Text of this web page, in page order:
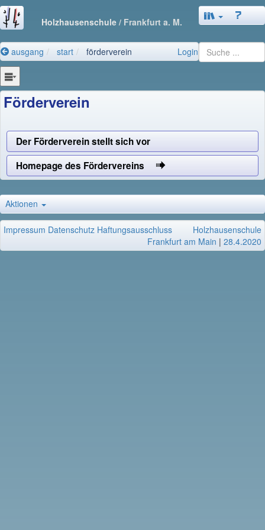
Holzhausenschule / Frankfurt a. M.
ausgang start förderverein Login
Förderverein
Der Förderverein stellt sich vor
Homepage des Fördervereins
Aktionen
Impressum Datenschutz Haftungsausschluss
Holzhausenschule
Frankfurt am Main | 28.4.2020